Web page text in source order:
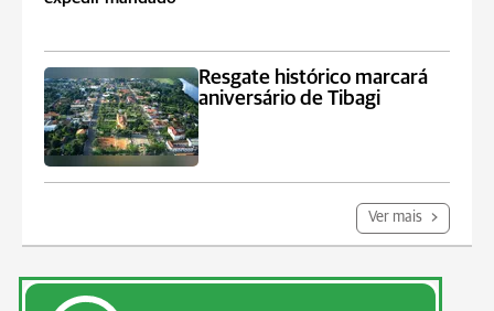
Resgate histórico marcará
aniversário de Tibagi
Ver mais